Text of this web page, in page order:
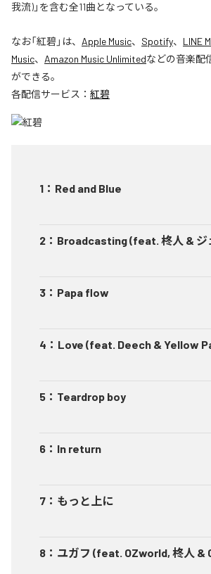
我流)」を含む全11曲となっている。
なお「紅碧」は、 Apple Music、 Spotify、 LINE
Music、 Amazon Music Unlimitedなどの音楽配
ができる。
各配信サービス： 紅碧
1 ： Red and Blue
2 ： Broadcasting (feat. 柊人 & ジ
3 ： Papa flow
4 ： Love (feat. Deech & Yellow
5 ： Teardrop boy
6 ： In return
7 ： もっと上に
8 ： ユガフ (feat. OZworld, 柊人 &